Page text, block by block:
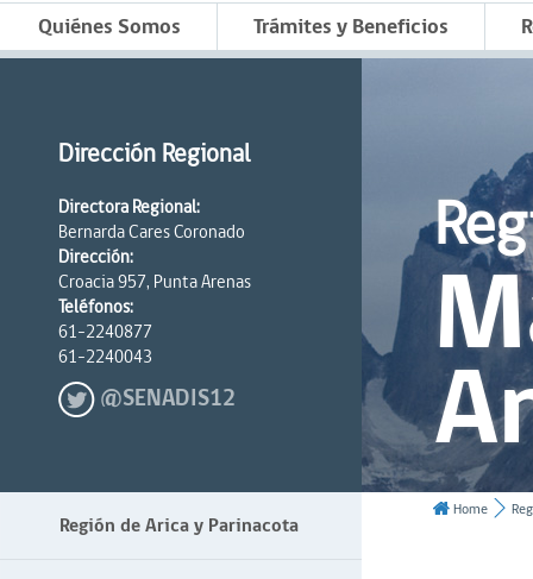
Quiénes Somos Trámites y Beneficios
Dirección Regional
Directora Regional:
Bernarda Cares Coronado
Dirección:
Croacia 957, Punta Arenas
Teléfonos:
61-2240877
61-2240043
@SENADIS12
Región de Arica y Parinacota
Home